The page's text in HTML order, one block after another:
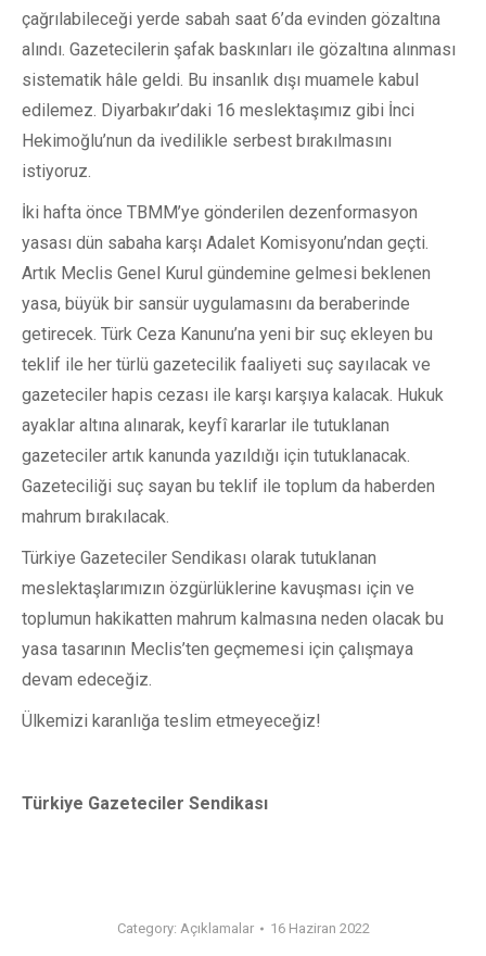
çağrılabileceği yerde sabah saat 6’da evinden gözaltına
alındı. Gazetecilerin şafak baskınları ile gözaltına alınması
sistematik hâle geldi. Bu insanlık dışı muamele kabul
edilemez. Diyarbakır’daki 16 meslektaşımız gibi İnci
Hekimoğlu’nun da ivedilikle serbest bırakılmasını
istiyoruz.
İki hafta önce TBMM’ye gönderilen dezenformasyon
yasası dün sabaha karşı Adalet Komisyonu’ndan geçti.
Artık Meclis Genel Kurul gündemine gelmesi beklenen
yasa, büyük bir sansür uygulamasını da beraberinde
getirecek. Türk Ceza Kanunu’na yeni bir suç ekleyen bu
teklif ile her türlü gazetecilik faaliyeti suç sayılacak ve
gazeteciler hapis cezası ile karşı karşıya kalacak. Hukuk
ayaklar altına alınarak, keyfî kararlar ile tutuklanan
gazeteciler artık kanunda yazıldığı için tutuklanacak.
Gazeteciliği suç sayan bu teklif ile toplum da haberden
mahrum bırakılacak.
Türkiye Gazeteciler Sendikası olarak tutuklanan
meslektaşlarımızın özgürlüklerine kavuşması için ve
toplumun hakikatten mahrum kalmasına neden olacak bu
yasa tasarının Meclis’ten geçmemesi için çalışmaya
devam edeceğiz.
Ülkemizi karanlığa teslim etmeyeceğiz!
Türkiye Gazeteciler Sendikası
Category: Açıklamalar 16 Haziran 2022